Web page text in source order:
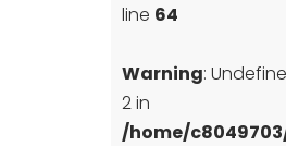
line 64
Warning:
2 in
/home/